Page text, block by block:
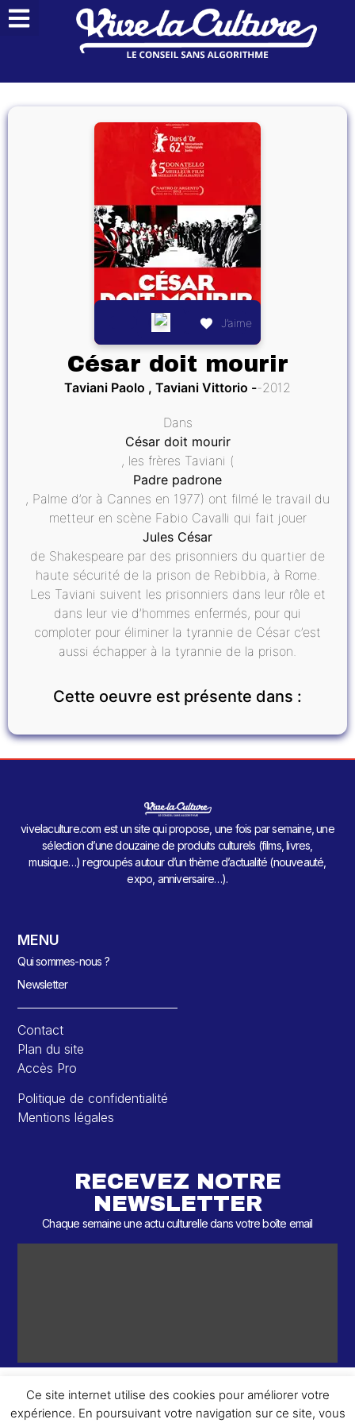
J’aime
César doit mourir
Taviani Paolo , Taviani Vittorio 2012
Dans
César doit mourir
, les frères Taviani (
Padre padrone
, Palme d’or à Cannes en 1977) ont filmé le travail du
metteur en scène Fabio Cavalli qui fait jouer
Jules César
de Shakespeare par des prisonniers du quartier de
haute sécurité de la prison de Rebibbia, à Rome.
Les Taviani suivent les prisonniers dans leur rôle et
dans leur vie d’hommes enfermés, pour qui
comploter pour éliminer la tyrannie de César c’est
aussi échapper à la tyrannie de la prison.
Cette oeuvre est présente dans :
vivelaculture.com est un site qui propose, une fois par semaine, une
sélection d’une douzaine de produits culturels (films, livres,
musique…) regroupés autour d’un thème d’actualité (nouveauté,
expo, anniversaire…).
MENU
Qui sommes-nous ?
Newsletter
Contact
Plan du site
Accès Pro
Politique de confidentialité
Mentions légales
RECEVEZ NOTRE
NEWSLETTER
Chaque semaine une actu culturelle dans votre boîte email
Ce site internet utilise des cookies pour améliorer votre
expérience. En poursuivant votre navigation sur ce site, vous